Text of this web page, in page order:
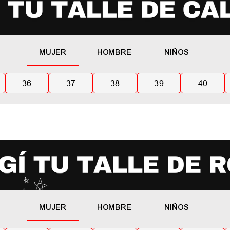
MUJER HOMBRE NIÑOS
36 37 38 39 40
MUJER HOMBRE NIÑOS